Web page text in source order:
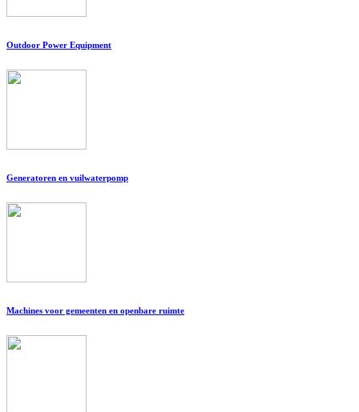
Outdoor Power Equipment
Generatoren en vuilwaterpomp
Machines voor gemeenten en openbare ruimte